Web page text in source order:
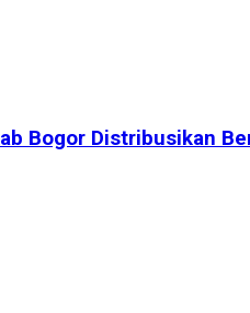
Bogor Distribusikan